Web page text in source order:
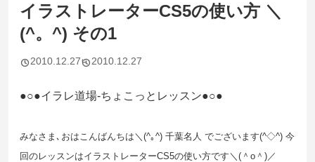
イラストレーターCS5の使い方 ＼
(^。^) その1
2010.12.27 2010.12.27
●○●イラレ道場-ちょこっとレッスン●○●
みなさま､おはこんばんちは＼(^｡^) 千葉名人 でございます(^◇^) 今
回のレッスンはイラストレーターCS5の使い方です＼(＾o＾)／